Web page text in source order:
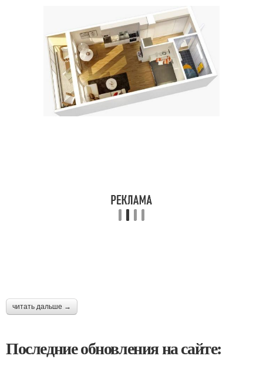
читать дальше →
Последние обновления на сайте: